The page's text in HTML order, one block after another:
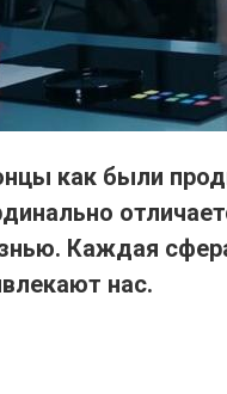
как были
Каждая
нас.